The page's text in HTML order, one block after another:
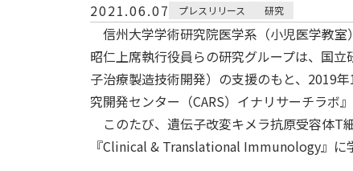
2021.06.07 プレスリリース 研究
信州大学学術研究院医学系（小児医学教
昭仁上席執行役員らの研究グループは、国
子治療製造技術開発）の支援のもと、2019
究開発センター（CARS）イナリサーチラボ
このたび、遺伝子改変キメラ抗原受容体T
『Clinical & Translational Immunology』に